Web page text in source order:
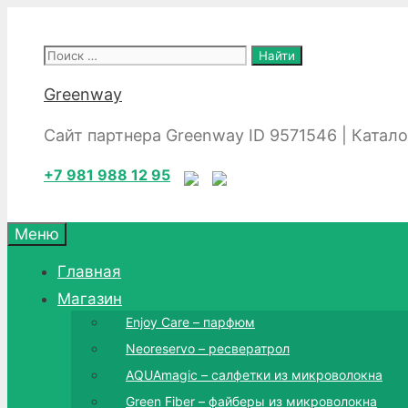
содержимому
Поиск:
Greenway
Сайт партнера Greenway ID 9571546 |
+7 981 988 12 95
Меню
Главная
Магазин
Enjoy Care – парфюм
Neoreservo – ресвератрол
AQUAmagic – салфетки из микроволокна
Green Fiber – файберы из микроволокна